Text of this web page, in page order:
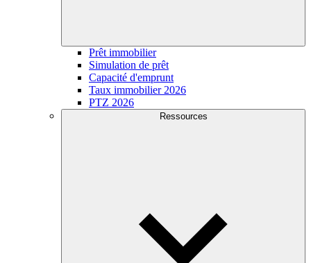
Prêt immobilier
Simulation de prêt
Capacité d'emprunt
Taux immobilier 2026
PTZ 2026
Ressources